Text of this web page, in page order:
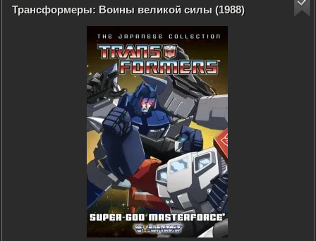
Трансформеры: Воины великой силы (1988)